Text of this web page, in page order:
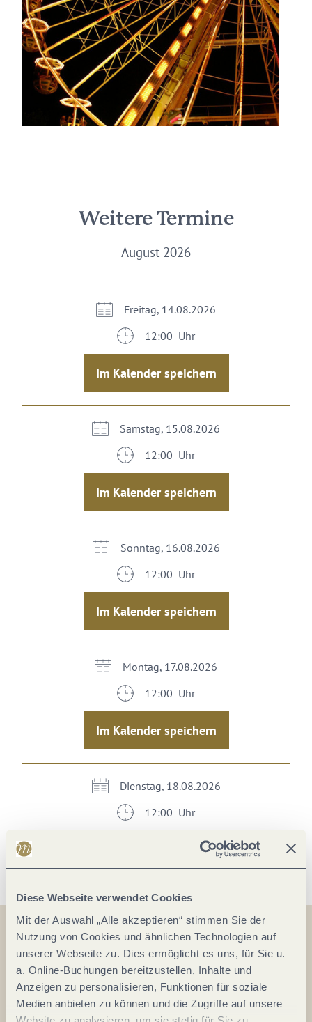
Diese Webseite verwendet Cookies
Mit der Auswahl „Alle akzeptieren“ stimmen Sie der
Nutzung von Cookies und ähnlichen Technologien auf
unserer Webseite zu. Dies ermöglicht es uns, für Sie u.
a. Online-Buchungen bereitzustellen, Inhalte und
Anzeigen zu personalisieren, Funktionen für soziale
Medien anbieten zu können und die Zugriffe auf unsere
Weitere Termine
August 2026
Freitag, 14.08.2026
12:00 Uhr
Im Kalender speichern
Samstag, 15.08.2026
12:00 Uhr
Im Kalender speichern
Sonntag, 16.08.2026
12:00 Uhr
Im Kalender speichern
Montag, 17.08.2026
12:00 Uhr
Im Kalender speichern
Dienstag, 18.08.2026
12:00 Uhr
Im Kalender speichern
Auf der Karte
Wittlich Innenstadt
Wittlich Innenstadt